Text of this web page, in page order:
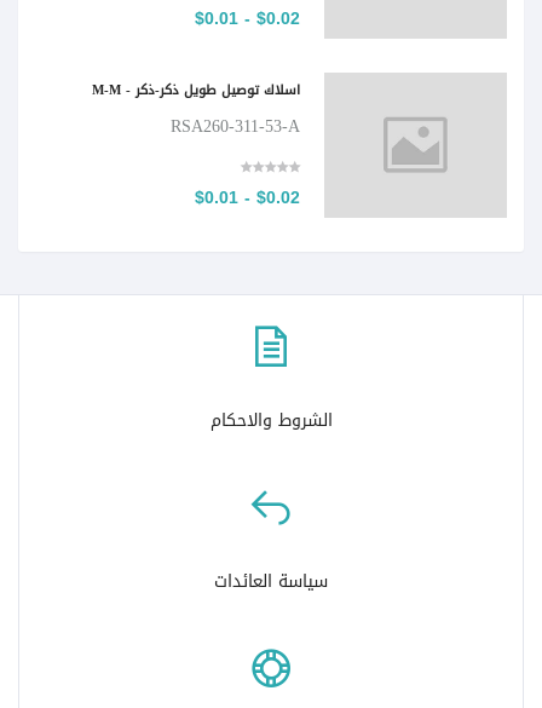
$0.02 - $0.01
اسلاك توصيل طويل ذكر-ذكر - M-M
RSA260-311-53-A
$0.02 - $0.01
الشروط والاحكام
سياسة العائدات